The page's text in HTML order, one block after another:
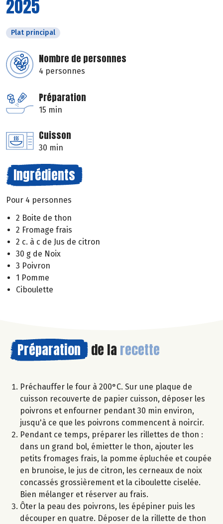
2025
Plat principal
Nombre de personnes
4 personnes
Préparation
15 min
Cuisson
30 min
Ingrédients
Pour 4 personnes
2 Boite de thon
2 Fromage frais
2 c. à c de Jus de citron
30 g de Noix
3 Poivron
1 Pomme
Ciboulette
Préparation de la recette
Préchauffer le four à 200°C. Sur une plaque de
cuisson recouverte de papier cuisson, déposer les
poivrons et enfourner pendant 30 min environ,
jusqu'à ce que les poivrons commencent à noircir.
Pendant ce temps, préparer les rillettes de thon :
dans un grand bol, émietter le thon, ajouter les
petits fromages frais, la pomme épluchée et coupée
en brunoise, le jus de citron, les cerneaux de noix
concassés grossièrement et la ciboulette ciselée.
Bien mélanger et réserver au frais.
Ôter la peau des poivrons, les épépiner puis les
découper en quatre. Déposer de la rillette de thon